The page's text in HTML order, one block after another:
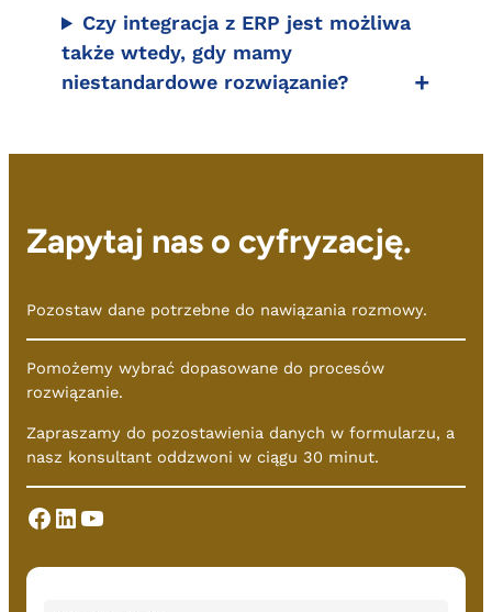
Czy integracja z ERP jest możliwa
także wtedy, gdy mamy
niestandardowe rozwiązanie?
Zapytaj nas o cyfryzację.
Pozostaw dane potrzebne do nawiązania rozmowy.
Pomożemy wybrać dopasowane do procesów
rozwiązanie.
Zapraszamy do pozostawienia danych w formularzu, a
nasz konsultant oddzwoni w ciągu 30 minut.
Facebook LinkedIn YouTube